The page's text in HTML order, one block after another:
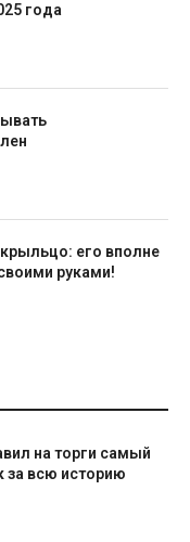
года
его вполне
руками!
на торги самый
за всю историю